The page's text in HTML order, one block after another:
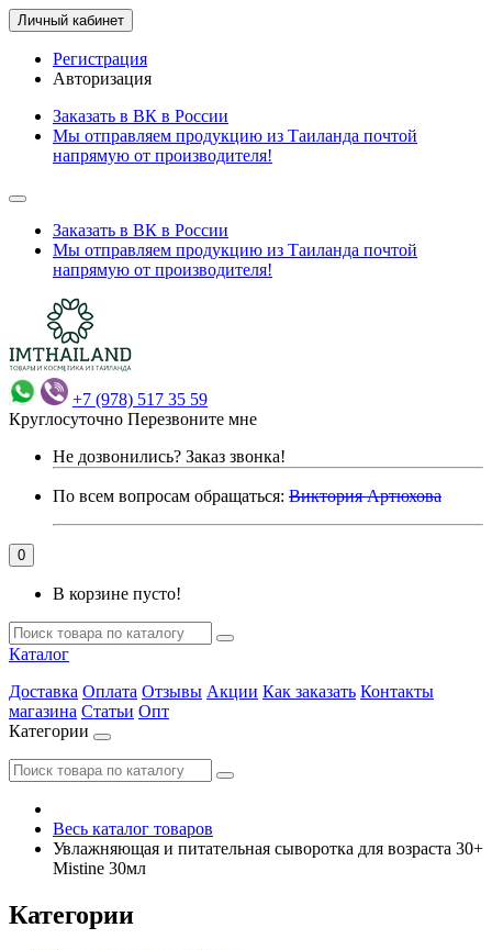
Личный кабинет
Регистрация
Авторизация
Заказать в ВК в России
Мы отправляем продукцию из Таиланда почтой
напрямую от производителя!
Заказать в ВК в России
Мы отправляем продукцию из Таиланда почтой
напрямую от производителя!
+7 (978) 517 35 59
Круглосуточно Перезвоните мне
Не дозвонились? Заказ звонка!
По всем вопросам обращаться: Виктория Артюхова
0
В корзине пусто!
Каталог
Доставка Оплата Отзывы Акции Как заказать Контакты
магазина Статьи Опт
Категории
Весь каталог товаров
Увлажняющая и питательная сыворотка для возраста 30+
Mistine 30мл
Категории